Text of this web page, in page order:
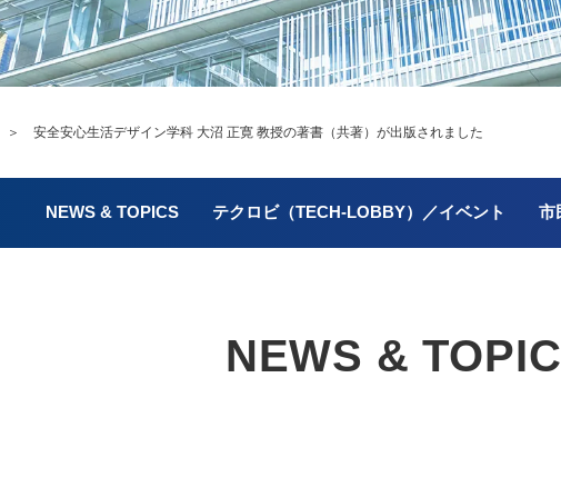
＞ 安全安心生活デザイン学科 大沼 正寛 教授の著書（共著）が出版されました
NEWS & TOPICS テクロビ（TECH-LOBBY）／イベント 市
NEWS &